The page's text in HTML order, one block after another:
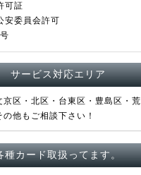
可証
安委員会許可
サービス対応エリア
京区・北区・台東区・豊島区・荒
の他もご相談下さい！
種カード取扱ってます。